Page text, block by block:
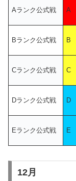
Aランク公式戦 A
Bランク公式戦 B
Cランク公式戦 C
Dランク公式戦 D
Eランク公式戦 E
12月